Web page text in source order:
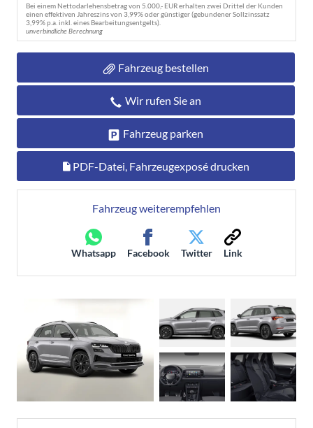
Bei einem Nettodarlehensbetrag von 5.000,- EUR erhalten zwei Drittel der Kunden
einen effektiven Jahreszins von 3,99% oder günstiger (gebundener Sollzinssatz
3,99% p.a. inkl. eines Bearbeitungsentgelts).
unverbindliche Berechnung
Fahrzeug bestellen
Wir rufen Sie an
Fahrzeug parken
PDF-Datei, Fahrzeugexposé drucken
Fahrzeug weiterempfehlen
Whatsapp Facebook Twitter Link